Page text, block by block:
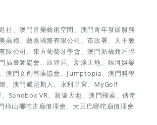
社、澳門音樂藝術空間、澳門青年發展服務
高梅、藝嘉國際有限公司、市政署、天主教
限公司、東方葡萄牙學會、澳門新橋商戶聯
插畫師協會、旅遊局、新濠天地、銀河娛樂
澳門文創智庫協會、Jumptopia、澳門科學
、澳門威尼斯人、永利皇宮、MyGolf
Sandbox VR、新濠天地、澳門飛索、傳奇
山哪咤古廟值理會、大三巴哪咤廟值理會